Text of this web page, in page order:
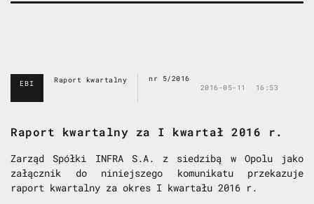
EBI Raport kwartalny
nr 5/2016
2016-05-11
16:53
Raport kwartalny za I kwartał 2016 r.
Zarząd Spółki INFRA S.A. z siedzibą w Opolu jako
załącznik do niniejszego komunikatu przekazuje
raport kwartalny za okres I kwartału 2016 r.